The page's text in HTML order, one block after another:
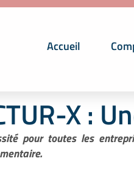
Accueil
X :
pour toutes les